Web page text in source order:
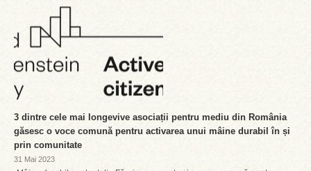
3 dintre cele mai longevive asociații pentru mediu din România
găsesc o voce comună pentru activarea unui mâine durabil în și
prin comunitate
31 Mai 2023